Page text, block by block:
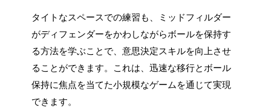
タイトなスペースでの練習も、ミッドフィルダー
がディフェンダーをかわしながらボールを保持す
る方法を学ぶことで、意思決定スキルを向上させ
ることができます。これは、迅速な移行とボール
保持に焦点を当てた小規模なゲームを通じて実現
できます。